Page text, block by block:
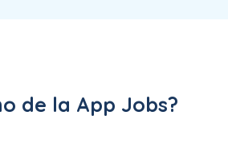
de la App Jobs?